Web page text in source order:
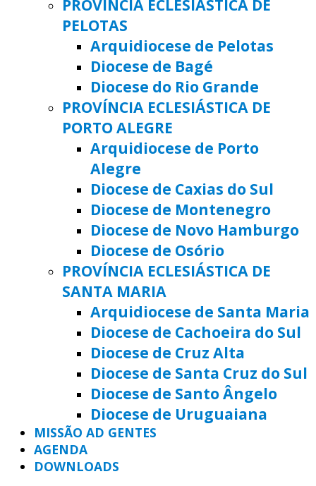
PROVÍNCIA ECLESIÁSTICA DE
PELOTAS
Arquidiocese de Pelotas
Diocese de Bagé
Diocese do Rio Grande
PROVÍNCIA ECLESIÁSTICA DE
PORTO ALEGRE
Arquidiocese de Porto
Alegre
Diocese de Caxias do Sul
Diocese de Montenegro
Diocese de Novo Hamburgo
Diocese de Osório
PROVÍNCIA ECLESIÁSTICA DE
SANTA MARIA
Arquidiocese de Santa Maria
Diocese de Cachoeira do Sul
Diocese de Cruz Alta
Diocese de Santa Cruz do Sul
Diocese de Santo Ângelo
Diocese de Uruguaiana
MISSÃO AD GENTES
AGENDA
DOWNLOADS